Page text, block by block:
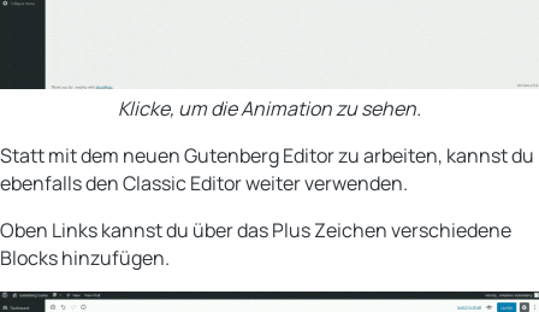
Klicke, um die Animation zu sehen.
Statt mit dem neuen Gutenberg Editor zu arbeiten, kannst du
ebenfalls den Classic Editor weiter verwenden.
Oben Links kannst du über das Plus Zeichen verschiedene
Blocks hinzufügen.